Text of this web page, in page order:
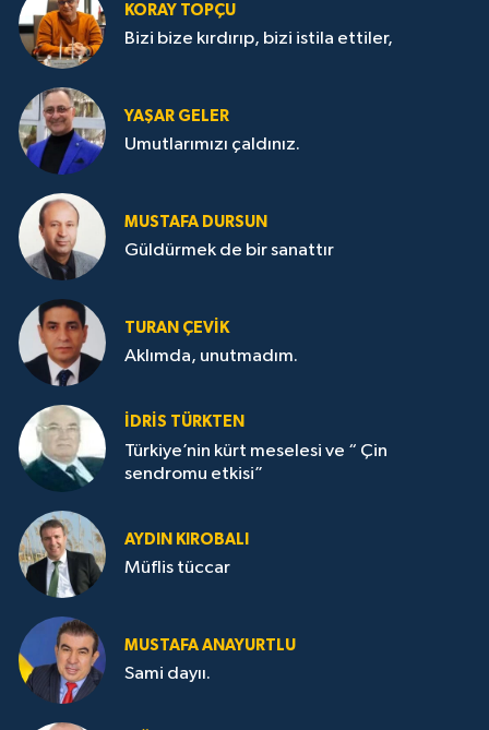
KORAY TOPÇU
Bizi bize kırdırıp, bizi istila ettiler,
YAŞAR GELER
Umutlarımızı çaldınız.
MUSTAFA DURSUN
Güldürmek de bir sanattır
TURAN ÇEVİK
Aklımda, unutmadım.
İDRİS TÜRKTEN
Türkiye’nin kürt meselesi ve “ Çin
sendromu etkisi”
AYDIN KIROBALI
Müflis tüccar
MUSTAFA ANAYURTLU
Sami dayıı.